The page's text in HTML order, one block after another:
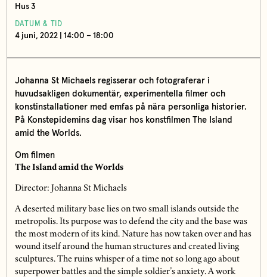
Hus 3
DATUM & TID
4 juni, 2022 | 14:00 – 18:00
Johanna St Michaels regisserar och fotograferar i
huvudsakligen dokumentär, experimentella filmer och
konstinstallationer med emfas på nära personliga historier.
På Konstepidemins dag visar hos konstfilmen The Island
amid the Worlds.
Om filmen
The Island amid the Worlds
Director: Johanna St Michaels
A deserted military base lies on two small islands outside the
metropolis. Its purpose was to defend the city and the base was
the most modern of its kind. Nature has now taken over and has
wound itself around the human structures and created living
sculptures. The ruins whisper of a time not so long ago about
superpower battles and the simple soldier’s anxiety. A work